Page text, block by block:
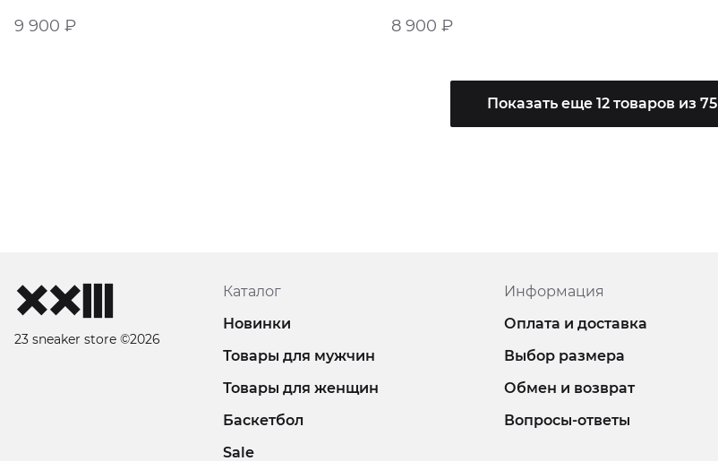
9 900 ₽ 8 900₽
Показать еще 12 товаров из 75
23 sneaker store ©2026
Каталог
Новинки
Товары для мужчин
Товары для женщин
Баскетбол
Sale
Информация
Оплата и доставка
Выбор размера
Обмен и возврат
Вопросы-ответы